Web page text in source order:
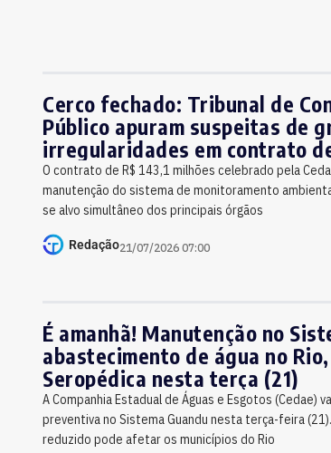
Cerco fechado: Tribunal de
Público apuram suspeitas de
irregularidades em contrato
Cedae
O contrato de R$ 143,1 milhões celebrado pela
manutenção do sistema de monitoramento
se alvo simultâneo dos principais órgãos
Redação21/07/2026 07:00
É amanhã! Manutenção no
abastecimento de água no
Seropédica nesta terça (21)
A Companhia Estadual de Águas e Esgotos (Cedae)
preventiva no Sistema Guandu nesta terça-feira
reduzido pode afetar os municípios do Rio